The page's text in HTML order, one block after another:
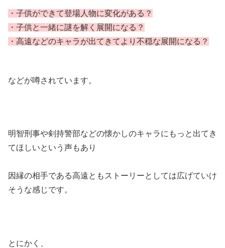
・子供ができて登場人物に変化がある？
・子供と一緒に謎を解く展開になる？
・高遠などのキャラが出てきてより不穏な展開になる？
などが噂されています。
明智刑事や剣持警部などの懐かしのキャラにもっと出てき
てほしいという声もあり
因縁の相手である高遠ともストーリーとしては広げていけ
そうな感じです。
とにかく、